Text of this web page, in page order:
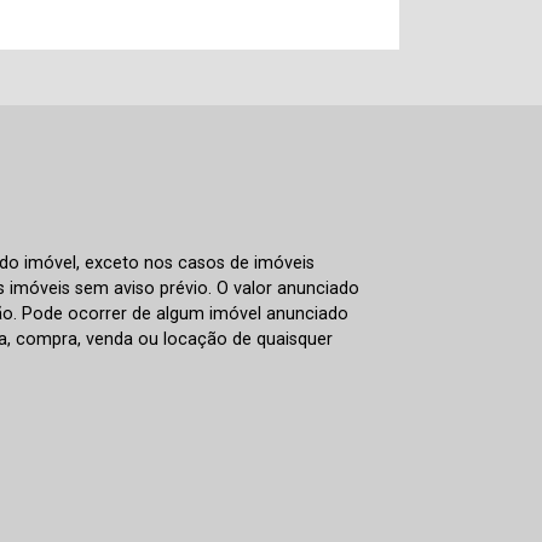
imóvel, exceto nos casos de imóveis
sem aviso prévio. O valor anunciado
Pode ocorrer de algum imóvel anunciado
compra, venda ou locação de quaisquer